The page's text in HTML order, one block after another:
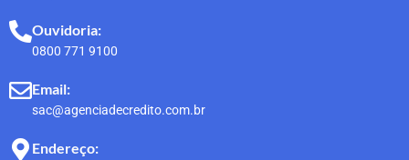
Ouvidoria:
0800 771 9100
Email:
sac@agenciadecredito.com.br
Endereço: